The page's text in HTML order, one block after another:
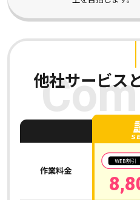
他社サービス
作業料金